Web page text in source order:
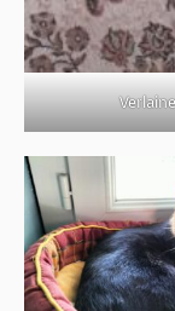
Verlaine